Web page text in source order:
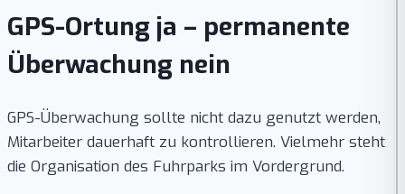
GPS-Ortung ja – permanente
Überwachung nein
GPS-Überwachung sollte nicht dazu genutzt werden,
Mitarbeiter dauerhaft zu kontrollieren. Vielmehr steht
die Organisation des Fuhrparks im Vordergrund.